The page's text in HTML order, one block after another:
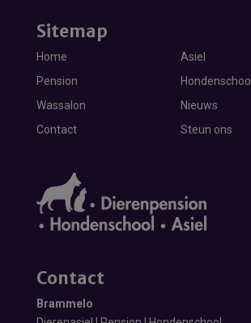
Sitemap
Home
Asiel
Pension
Hondenschool
Wassalon
Nieuws
Contact
Steun ons
Contact
Brammelo